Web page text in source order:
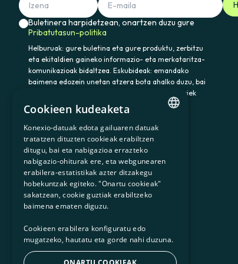
Buletinera harpidetzean, onartzen duzu gure
Pribatutasun-politika
Helburuak: gure buletina eta gure produktu, zerbitzu
eta ekitaldien gaineko informazio- eta merkataritza-
komunikazioak bidaltzea. Eskubideak: emandako
baimena edozein unetan atzera bota ahalko duzu, bai
eta datuak atzitu, zuzendu eta ezabatu ere. Horiek
eta gainerako eskubideak baliatzeko idatzi
somenergia@delegado-datos.com helbidera.
Informazio osagarria: Pribatutasun-politika
900 103 605
CATALAN
SPANISH
GL
BASQUE
Cookieen kudeaketa
Konexio-datuak edota gailuaren datuak
tratatzen dituzten cookieak erabiltzen
ditugu, bai eta nabigazioa errazteko
nabigazio-ohiturak ere, eta webgunearen
erabilera-estatistikak azter ditzakegu
hobekuntzak egiteko. "Onartu cookieak"
sakatzean, cookie guztiak erabiltzeko
baimena ematen diguzu.
Cookieen erabilera konfiguratu edo
mugatzeko, hautatu eta gorde nahi duzuna.